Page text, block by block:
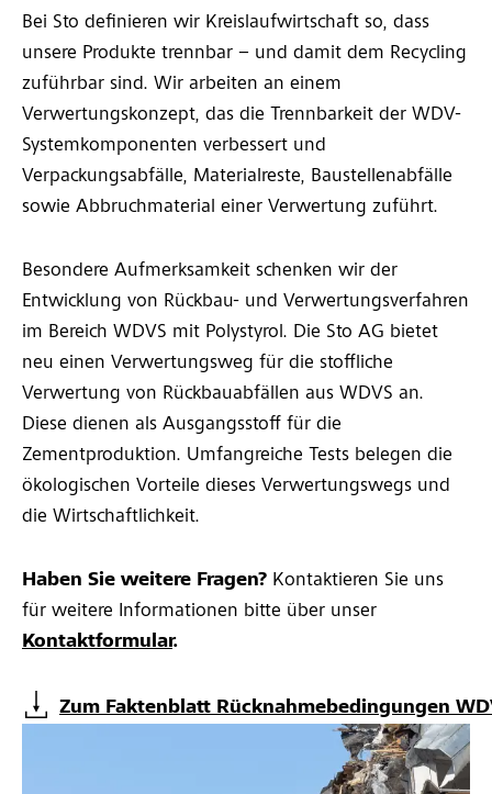
Bei Sto definieren wir Kreislaufwirtschaft so, dass
unsere Produkte trennbar – und damit dem Recycling
zuführbar sind. Wir arbeiten an einem
Verwertungskonzept, das die Trennbarkeit der WDV-
Systemkomponenten verbessert und
Verpackungsabfälle, Materialreste, Baustellenabfälle
sowie Abbruchmaterial einer Verwertung zuführt.
Besondere Aufmerksamkeit schenken wir der
Entwicklung von Rückbau- und Verwertungsverfahren
im Bereich WDVS mit Polystyrol. Die Sto AG bietet
neu einen Verwertungsweg für die stoffliche
Verwertung von Rückbauabfällen aus WDVS an.
Diese dienen als Ausgangsstoff für die
Zementproduktion. Umfangreiche Tests belegen die
ökologischen Vorteile dieses Verwertungswegs und
die Wirtschaftlichkeit.
Haben Sie weitere Fragen? Kontaktieren Sie uns
für weitere Informationen bitte über unser
Kontaktformular.
Zum Faktenblatt Rücknahmebedingungen